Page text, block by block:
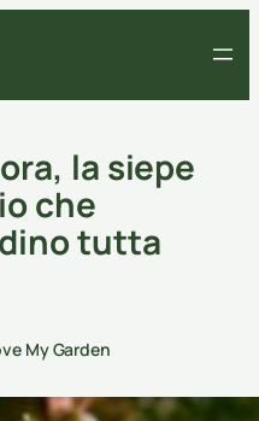
la siepe
che
tutta
My Garden